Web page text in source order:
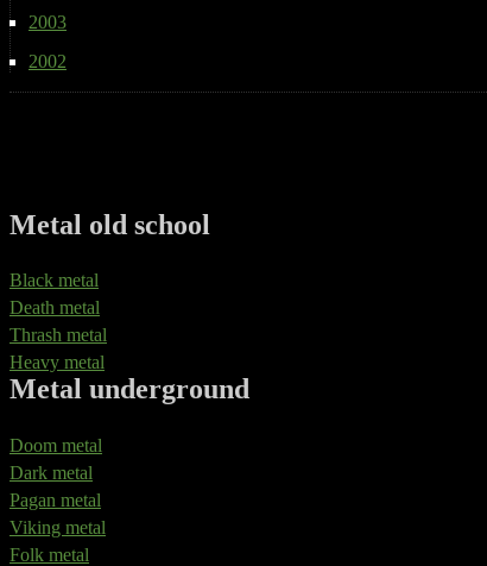
2003
2002
Metal old school
Black metal
Death metal
Thrash metal
Heavy metal
Metal underground
Doom metal
Dark metal
Pagan metal
Viking metal
Folk metal